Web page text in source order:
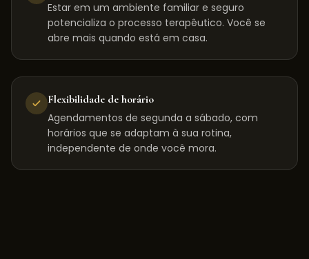
Estar em um ambiente familiar e seguro
potencializa o processo terapêutico. Você se
abre mais quando está em casa.
Flexibilidade de horário
Agendamentos de segunda a sábado, com
horários que se adaptam à sua rotina,
independente de onde você mora.